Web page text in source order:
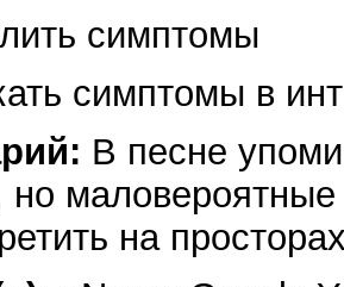
симптомы
симптомы в
В песне
на